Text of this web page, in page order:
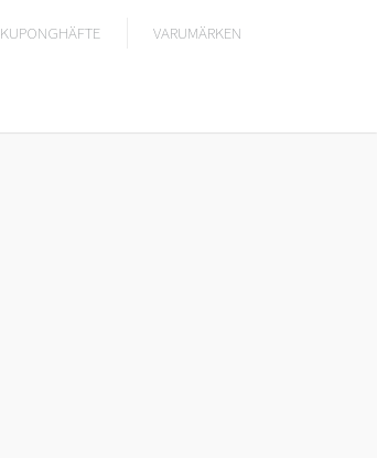
KUPONGHÄFTE VARUMÄRKEN